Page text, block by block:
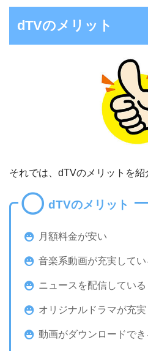
dTVのメリット
それでは、dTVのメリットを紹
dTVのメリット
月額料金が安い
音楽系動画が充実してい
ニュースを配信している
オリジナルドラマが充実
動画がダウンロードでき